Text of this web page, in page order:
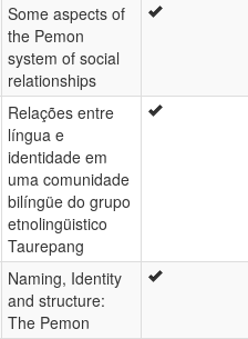
Some aspects of
the Pemon
system of social
relationships
Relações entre
língua e
identidade em
uma comunidade
bilíngüe do grupo
etnolingüistico
Taurepang
Naming, Identity
and structure:
The Pemon